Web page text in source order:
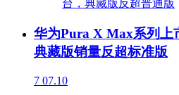
华为Pura X Max系列上
典藏版销量反超标准版
7 07.10